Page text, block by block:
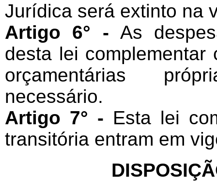
Jurídica será extinto na
Artigo 6° - As
desta lei
orçamentárias
necessário.
Artigo 7° - Esta lei
transitória entram em